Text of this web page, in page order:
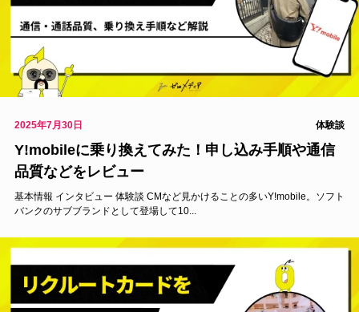
2025年7月30日 体験談
Y!mobileに乗り換えてみた！申し込み手順や通信
品質などをレビュー
基本情報 インタビュー 体験談 CMなど見かけることの多いY!mobile。ソフト
バンクのサブブランドとして登場して10...